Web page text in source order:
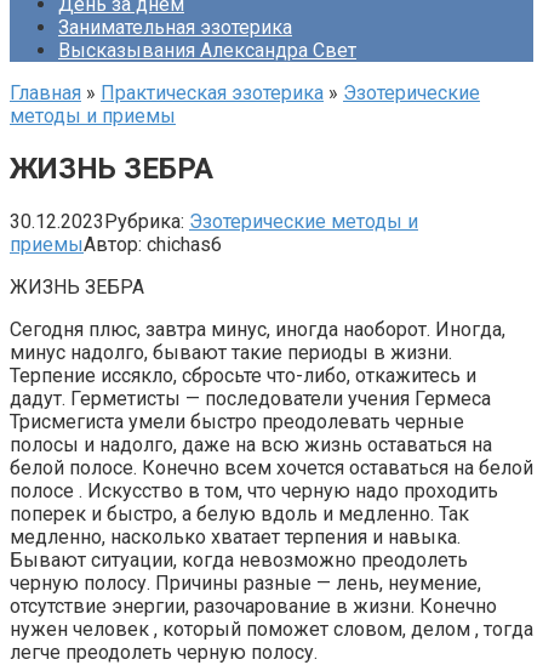
Занимательная эзотерика
Высказывания Александра Свет
Главная » Практическая эзотерика » Эзотерические
методы и приемы
ЖИЗНЬ ЗЕБРА
30.12.2023Рубрика: Эзотерические методы и
приемыАвтор: chichas6
ЖИЗНЬ ЗЕБРА
Сегодня плюс, завтра минус, иногда наоборот. Иногда,
минус надолго, бывают такие периоды в жизни.
Терпение иссякло, сбросьте что-либо, откажитесь и
дадут. Герметисты — последователи учения Гермеса
Трисмегиста умели быстро преодолевать черные
полосы и надолго, даже на всю жизнь оставаться на
белой полосе. Конечно всем хочется оставаться на белой
полосе . Искусство в том, что черную надо проходить
поперек и быстро, а белую вдоль и медленно. Так
медленно, насколько хватает терпения и навыка.
Бывают ситуации, когда невозможно преодолеть
черную полосу. Причины разные — лень, неумение,
отсутствие энергии, разочарование в жизни. Конечно
нужен человек , который поможет словом, делом , тогда
легче преодолеть черную полосу.